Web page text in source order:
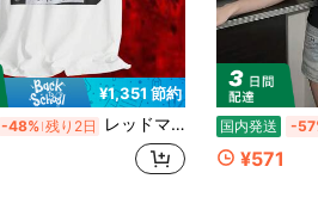
¥1,351 節約
-48% 残り2日 レッドマン?シャツ、ニューアーク、ジャージー！ マディ?ウォーターズ、ドックス?ダ?ネーム、ファンク?ドクター、90年代ヒップホップ、デ?ラ?ソウル、J?ディラ、モス?デフ、タリブ?クウェリ 国内発送 -
¥571